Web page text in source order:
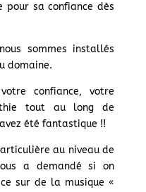
sa confiance dès
sommes installés
domaine.
confiance, votre
tout au long de
été fantastique !!
au niveau de
a demandé si on
sur de la musique «